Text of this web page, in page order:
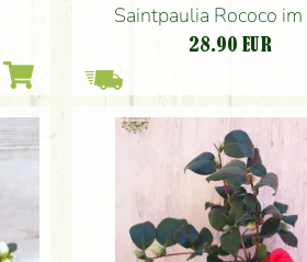
Saintpaulia Rococo
28.90 EUR